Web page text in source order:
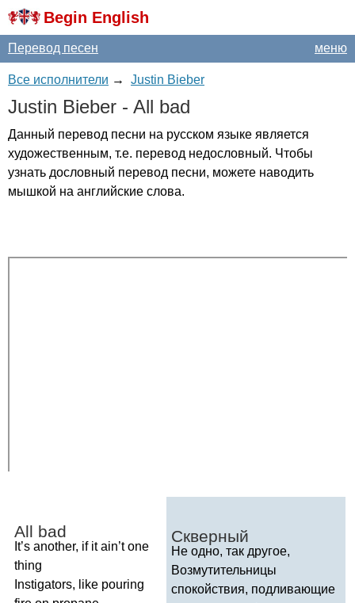
Begin English
меню
Перевод песен
Все исполнители → Justin Bieber
Justin Bieber - All bad
Данный перевод песни на русском языке является
художественным, т.е. перевод недословный. Чтобы
узнать дословный перевод песни, можете наводить
мышкой на английские слова.
All bad
It’s another, if it ain’t one
thing
Instigators, like pouring
Скверный
Не одно, так другое,
Возмутительницы
спокойствия, подливающие